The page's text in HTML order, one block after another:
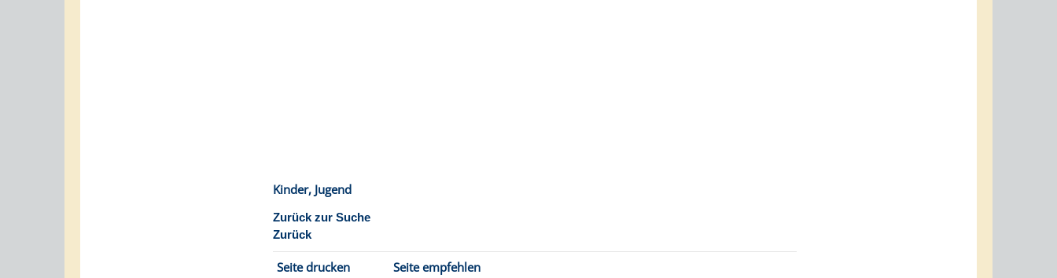
Kinder, Jugend
Zurück zur Suche
Zurück
Seite drucken Seite empfehlen